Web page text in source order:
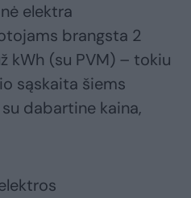
elektra
brangsta 2
kWh (su PVM) – tokiu
sąskaita šiems
dabartine kaina,